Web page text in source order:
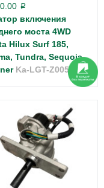
p
включения
моста 4WD
Hilux Surf 185,
Tundra, Sequoia,
Ka-LGT-Z005